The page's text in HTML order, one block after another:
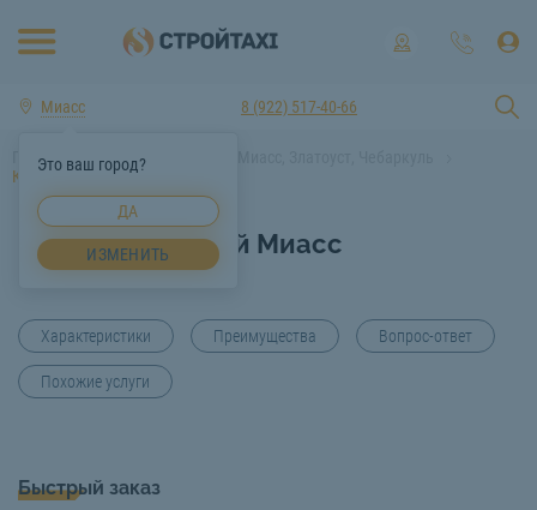
Миасс
Это ваш город?
ДА
ИЗМЕНИТЬ
8 (922) 517-40-66
Главная
Услуги спецтехники Миасс, Златоуст, Чебаркуль
Корчевание пней Миасс
Корчевание пней Миасс
Характеристики Преимущества Вопрос-ответ
Похожие услуги
Быстрый заказ